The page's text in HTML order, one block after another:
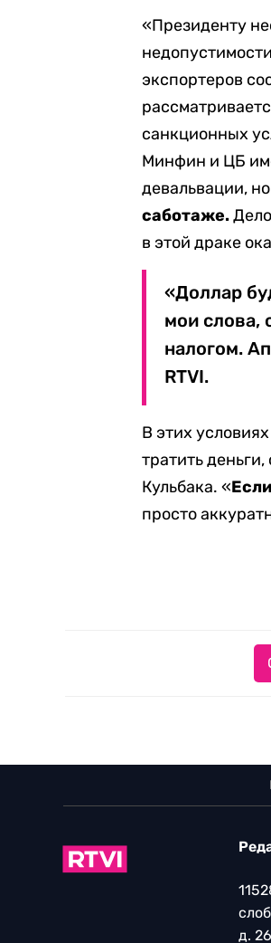
«Президенту
экспортеров
санкционных
Минфин и ЦБ
девальвации,
саботаже.
в этой драке
«Доллар
мои слова,
налогом.
RTVI.
В этих
тратить
Кульбака. «
просто
д.